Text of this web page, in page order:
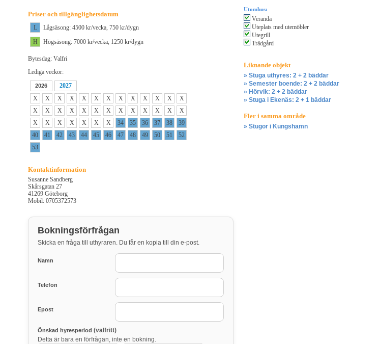
Priser och tillgänglighetsdatum
L
Lågsäsong: 4500 kr/vecka, 750 kr/dygn
H
Högsäsong: 7000 kr/vecka, 1250 kr/dygn
Bytesdag: Valfri
Lediga veckor:
2026
2027
X
X X X X X X X X X X X
X
X
X X X X X X X X X X X
X
X
X X X X X X 34 35 36 37 38
39
40
41 42 43 44 45 46 47 48 49 50 51
52
53
Kontaktinformation
Susanne Sandberg
Skårsgatan 27
41269 Göteborg
Mobil: 0705372573
Bokningsförfrågan
Skicka en fråga till uthyraren. Du får en kopia till din e-post.
Namn
Telefon
Epost
Önskad hyresperiod (valfritt)
Detta är bara en förfrågan, inte en bokning.
Utomhus:
Veranda
Uteplats med utemöbler
Utegrill
Trädgård
Liknande objekt
» Stuga uthyres: 2 + 2 bäddar
» Semester boende: 2 + 2 bäddar
» Hörvik: 2 + 2 bäddar
» Stuga i Ekenäs: 2 + 1 bäddar
Fler i samma område
» Stugor i Kungshamn